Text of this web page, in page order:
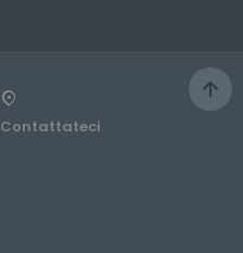
Contattateci